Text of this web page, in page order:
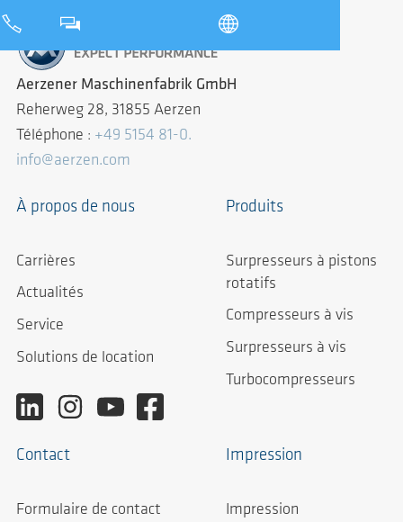
Aerzener Maschinenfabrik GmbH
Reherweg 28, 31855 Aerzen
Téléphone : +49 5154 81-0.
info@aerzen.com
À propos de nous
Carrières
Actualités
Service
Solutions de location
Produits
Surpresseurs à pistons
rotatifs
Compresseurs à vis
Surpresseurs à vis
Turbocompresseurs
Contact
Formulaire de contact
Impression
Impression